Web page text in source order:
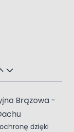
Brązowa -
dzięki